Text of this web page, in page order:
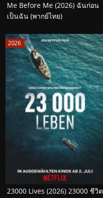
Me Before Me (2026) ฉันก่อน
เป็นฉัน (พากย์ไทย)
2026
23000 Lives (2026) 23000 ชีวิต